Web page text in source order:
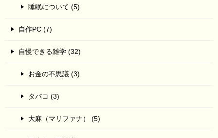
睡眠について (5)
自作PC (7)
自慢できる雑学 (32)
お金の不思議 (3)
タバコ (3)
大麻（マリファナ） (5)